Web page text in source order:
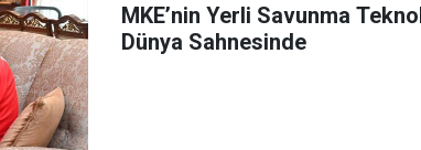
MKE’nin Yerli Savunma
Dünya Sahnesinde